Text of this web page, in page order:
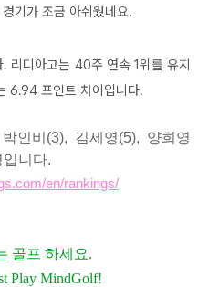
기가 조금 아쉬웠네요.
리디아고는 40주 연속 1위를 유지
6.94 포인트 차이입니다.
인비(3), 김세영(5), 양희영
입니다.
en/rankings/
골프 하세요.
Play MindGolf!